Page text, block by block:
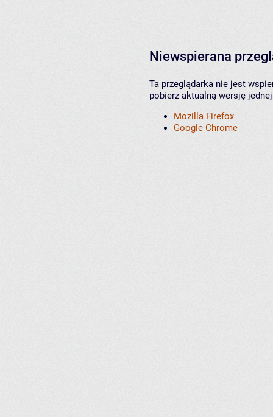
Niewspierana
Ta przeglądarka nie jest
pobierz aktualną wersję
Mozilla Firefox
Google Chrome